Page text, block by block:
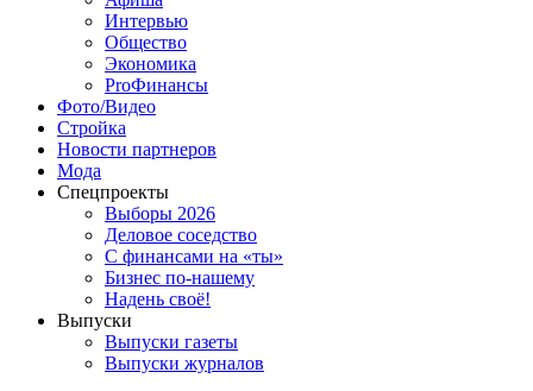
Интервью
Общество
Экономика
ProФинансы
Фото/Видео
Стройка
Новости партнеров
Мода
Спецпроекты
Выборы 2026
Деловое соседство
С финансами на «ты»
Бизнес по-нашему
Надень своё!
Выпуски
Выпуски газеты
Выпуски журналов